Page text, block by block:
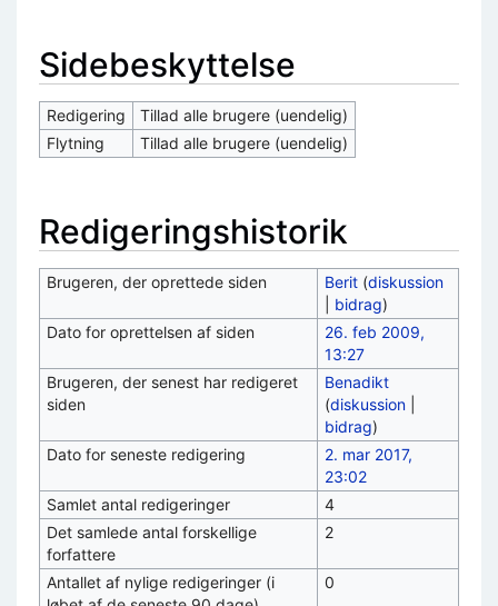
Sidebeskyttelse
Redigering
Tillad alle brugere (uendelig)
Flytning
Tillad alle brugere (uendelig)
Redigeringshistorik
Brugeren, der oprettede siden Berit (diskussion
bidrag)
Dato for oprettelsen af siden
26. feb 2009,
13:27
Brugeren, der senest har redigeret
siden
Benadikt
(diskussion|
bidrag)
Dato for seneste redigering
2. mar 2017,
23:02
Samlet antal redigeringer
4
Det samlede antal forskellige
forfattere
2
Antallet af nylige redigeringer (i
0